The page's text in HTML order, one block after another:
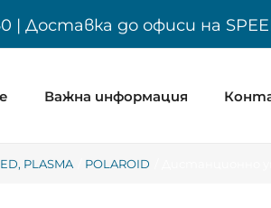
| Доставка до офиси на
Важна информация
PLASMA POLAROID